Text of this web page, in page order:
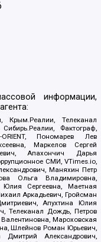
информации,
Крым.Реалии, Телеканал
Фактограф,
Пономарев Лев
Маркелов Сергей
Апахончич Дарья
СМИ, VTimes.io,
Маняхин Петр
Ольга Владимировна,
Сергеевна, Маетная
Аркадьевич, Гройсман
Апухтина Юлия
Телеканал Дождь, Петров
Мароховская
Шлейнов Роман Юрьевич,
Александрович,